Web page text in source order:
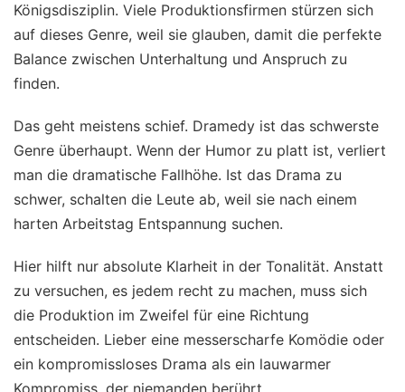
Königsdisziplin. Viele Produktionsfirmen stürzen sich
auf dieses Genre, weil sie glauben, damit die perfekte
Balance zwischen Unterhaltung und Anspruch zu
finden.
Das geht meistens schief. Dramedy ist das schwerste
Genre überhaupt. Wenn der Humor zu platt ist, verliert
man die dramatische Fallhöhe. Ist das Drama zu
schwer, schalten die Leute ab, weil sie nach einem
harten Arbeitstag Entspannung suchen.
Hier hilft nur absolute Klarheit in der Tonalität. Anstatt
zu versuchen, es jedem recht zu machen, muss sich
die Produktion im Zweifel für eine Richtung
entscheiden. Lieber eine messerscharfe Komödie oder
ein kompromissloses Drama als ein lauwarmer